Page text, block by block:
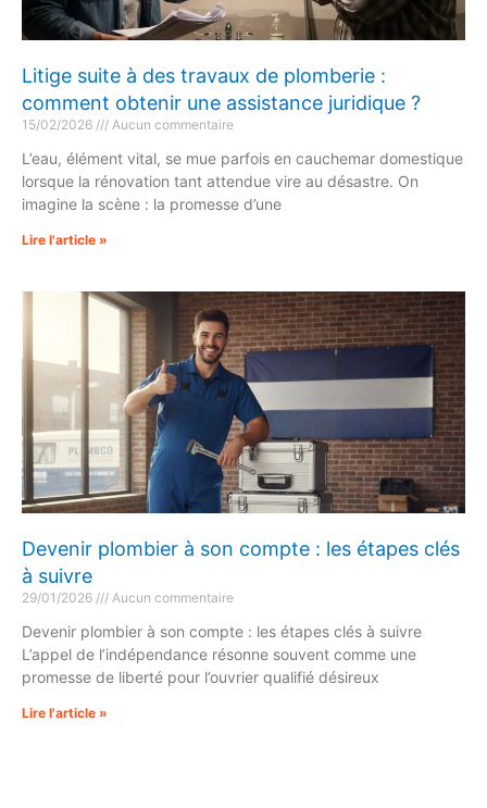
Litige suite à des travaux de plomberie :
comment obtenir une assistance juridique ?
15/02/2026 Aucun commentaire
L’eau, élément vital, se mue parfois en cauchemar domestique
lorsque la rénovation tant attendue vire au désastre. On
imagine la scène : la promesse d’une
Lire l'article »
Devenir plombier à son compte : les étapes clés
à suivre
29/01/2026 Aucun commentaire
Devenir plombier à son compte : les étapes clés à suivre
L’appel de l’indépendance résonne souvent comme une
promesse de liberté pour l’ouvrier qualifié désireux
Lire l'article »